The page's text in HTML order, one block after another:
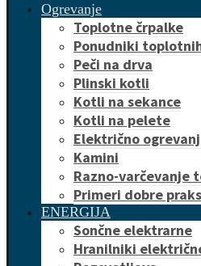
Ogrevanje
Toplotne črpalke
Ponudniki
Peči na drva
Plinski kotli
Kotli na sekance
Kotli na pelete
Električno
Kamini
Razno-varčevanje
Primeri dobre
ENERGIJA
Sončne elektrarne
Hranilniki